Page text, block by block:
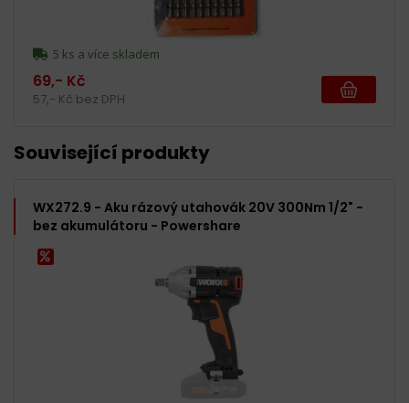
5 ks a více skladem
69,- Kč
57,- Kč bez DPH
Související produkty
WX272.9 - Aku rázový utahovák 20V 300Nm 1/2" -
bez akumulátoru - Powershare